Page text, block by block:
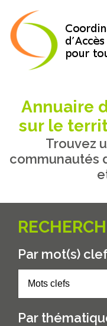
Annuaire
sur le
Trouvez
communautés
Par mot(s)
Par